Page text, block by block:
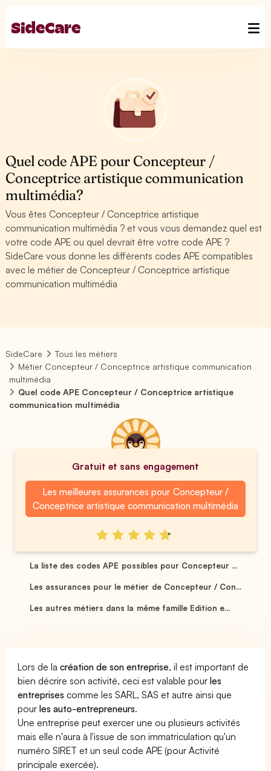
Quel code APE pour Concepteur /
Conceptrice artistique communication
multimédia?
Vous êtes Concepteur / Conceptrice artistique
communication multimédia ? et vous vous demandez quel est
votre code APE ou quel devrait être votre code APE ?
SideCare vous donne les différents codes APE compatibles
avec le métier de Concepteur / Conceptrice artistique
communication multimédia
SideCare
Tous les métiers
Métier Concepteur / Conceptrice artistique communication
multimédia
Quel code APE Concepteur / Conceptrice artistique
communication multimédia
Gratuit et sans engagement
Les meilleures assurances pour Concepteur /
Conceptrice artistique communication multimédia
La liste des codes APE possibles pour Concepteur ...
Les assurances pour le métier de Concepteur / Con...
Les autres métiers dans la même famille Edition e...
Lors de lacréation de son entreprise, il est important de
bien décrire son activité, ceci est valable pourles
entreprises comme les SARL, SAS et autre ainsi que
pourles auto-entrepreneurs.
Une entreprise peut exercer une ou plusieurs activités
mais elle n'aura à l'issue de son immatriculation qu'un
numéro SIRET et un seul code APE (pour Activité
principale exercée).